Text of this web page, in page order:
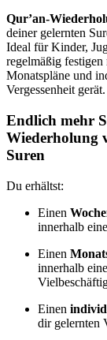
Qur’an-
deiner gelernten
Ideal für Kinder,
regelmäßig festigen
Monatspläne und
Vergessenheit gerät.
Endlich mehr
Wiederholung
Suren
Du erhältst:
Einen
innerhalb
Einen
innerhalb
Einen
dir gelernten